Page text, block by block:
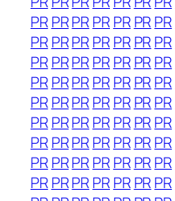
PRPRPRPRPR PRPR
PRPRPRPRPR PRPR
PRPRPRPRPR PRPR
PRPRPRPRPR PRPR
PRPRPRPRPR PRPR
PRPRPRPRPR PRPR
PRPRPRPRPR PRPR
PRPRPRPRPR PRPR
PRPRPRPRPR PRPR